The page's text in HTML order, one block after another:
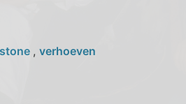
, verhoeven